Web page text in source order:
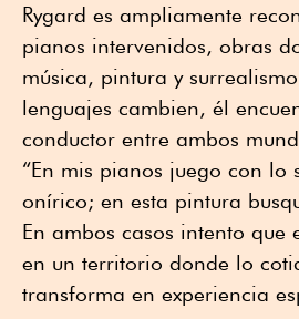
Rygard es ampliamente
pianos intervenidos, obras
música, pintura y
lenguajes cambien, él
conductor entre ambos
“En mis pianos juego con lo
onírico; en esta pintura
En ambos casos intento que
en un territorio donde lo
transforma en experiencia